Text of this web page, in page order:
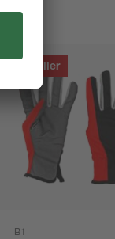
Bestseller
B1